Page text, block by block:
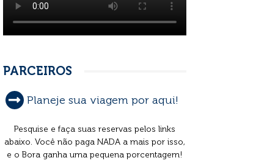
PARCEIROS
Planeje sua viagem por aqui!
Pesquise e faça suas reservas pelos links
abaixo. Você não paga NADA a mais por isso,
e o Bora ganha uma pequena porcentagem!